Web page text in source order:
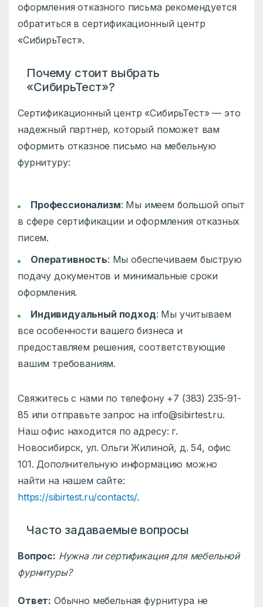
оформления отказного письма рекомендуется
обратиться в сертификационный центр
«СибирьТест».
Почему стоит выбрать
«СибирьТест»?
Сертификационный центр «СибирьТест» — это
надежный партнер, который поможет вам
оформить отказное письмо на мебельную
фурнитуру:
Профессионализм: Мы имеем большой опыт
в сфере сертификации и оформления отказных
писем.
Оперативность: Мы обеспечиваем быструю
подачу документов и минимальные сроки
оформления.
Индивидуальный подход: Мы учитываем
все особенности вашего бизнеса и
предоставляем решения, соответствующие
вашим требованиям.
Свяжитесь с нами по телефону +7 (383) 235-91-
85 или отправьте запрос на info@sibirtest.ru.
Наш офис находится по адресу: г.
Новосибирск, ул. Ольги Жилиной, д. 54, офис
101. Дополнительную информацию можно
найти на нашем сайте:
https://sibirtest.ru/contacts/.
Часто задаваемые вопросы
Вопрос: Нужна ли сертификация для мебельной
фурнитуры?
Ответ: Обычно мебельная фурнитура не